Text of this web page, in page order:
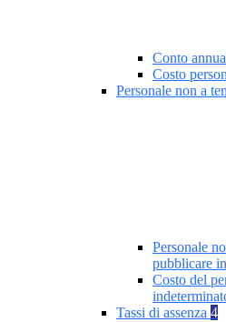
Conto
Costo
Personale non a
Personale
pubblicare
Costo del
Tassi di assenza 4